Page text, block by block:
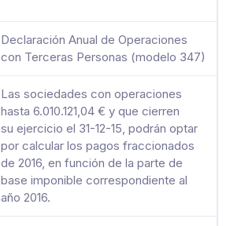
Declaración Anual de Operaciones
con Terceras Personas (modelo 347)
Las sociedades con operaciones
hasta 6.010.121,04 € y que cierren
su ejercicio el 31-12-15, podrán optar
por calcular los pagos fraccionados
de 2016, en función de la parte de
base imponible correspondiente al
año 2016.